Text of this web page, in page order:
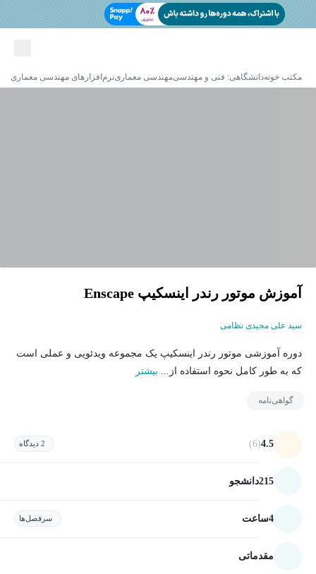
مکتب خونهدانشگاهی: فنی و مهندسیمهندسی معمارینرم‌افزارهای مهندسی معماری
آموزش موتور رندر اینسکیپ Enscape
سید علی مجیدی نظامی
دوره آموزشی موتور رندر اینسکیپ یک مجموعه ویدئویی و عملی است
که به طور کامل نحوه استفاده از... بیشتر
گواهی‌نامه
4.5
(6) 2 دیدگاه
215دانشجو
4ساعت سرفصل‌ها
مقدماتی